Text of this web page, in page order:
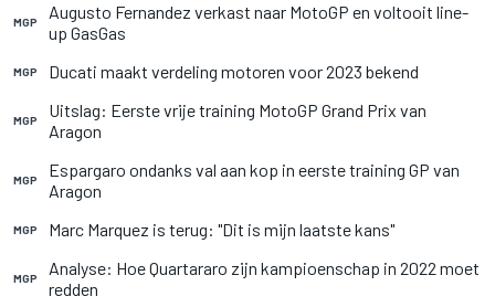
MGP
Augusto Fernandez verkast naar MotoGP en voltooit line-
up GasGas
MGP Ducati maakt verdeling motoren voor 2023 bekend
MGP
Uitslag: Eerste vrije training MotoGP Grand Prix van
Aragon
MGP
Espargaro ondanks val aan kop in eerste training GP van
Aragon
MGP Marc Marquez is terug: "Dit is mijn laatste kans"
MGP
Analyse: Hoe Quartararo zijn kampioenschap in 2022 moet
redden